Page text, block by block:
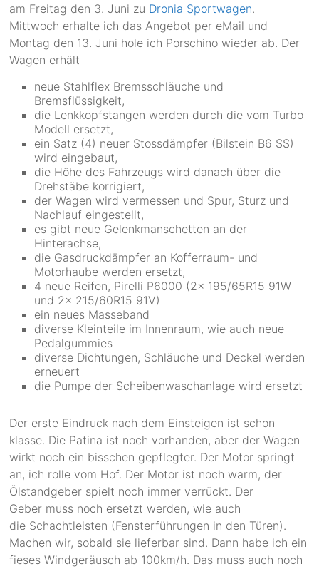
am Freitag den 3. Juni zu Dronia Sportwagen.
Mittwoch erhalte ich das Angebot per eMail und
Montag den 13. Juni hole ich Porschino wieder ab. Der
Wagen erhält
neue Stahlflex Bremsschläuche und
Bremsflüssigkeit,
die Lenkkopfstangen werden durch die vom Turbo
Modell ersetzt,
ein Satz (4) neuer Stossdämpfer (Bilstein B6 SS)
wird eingebaut,
die Höhe des Fahrzeugs wird danach über die
Drehstäbe korrigiert,
der Wagen wird vermessen und Spur, Sturz und
Nachlauf eingestellt,
es gibt neue Gelenkmanschetten an der
Hinterachse,
die Gasdruckdämpfer an Kofferraum- und
Motorhaube werden ersetzt,
4 neue Reifen, Pirelli P6000 (2x 195/65R15 91W
und 2x 215/60R15 91V)
ein neues Masseband
diverse Kleinteile im Innenraum, wie auch neue
Pedalgummies
diverse Dichtungen, Schläuche und Deckel werden
erneuert
die Pumpe der Scheibenwaschanlage wird ersetzt
Der erste Eindruck nach dem Einsteigen ist schon
klasse. Die Patina ist noch vorhanden, aber der Wagen
wirkt noch ein bisschen gepflegter. Der Motor springt
an, ich rolle vom Hof. Der Motor ist noch warm, der
Ölstandgeber spielt noch immer verrückt. Der
Geber muss noch ersetzt werden, wie auch
die Schachtleisten (Fensterführungen in den Türen).
Machen wir, sobald sie lieferbar sind. Dann habe ich ein
fieses Windgeräusch ab 100km/h. Das muss auch noch